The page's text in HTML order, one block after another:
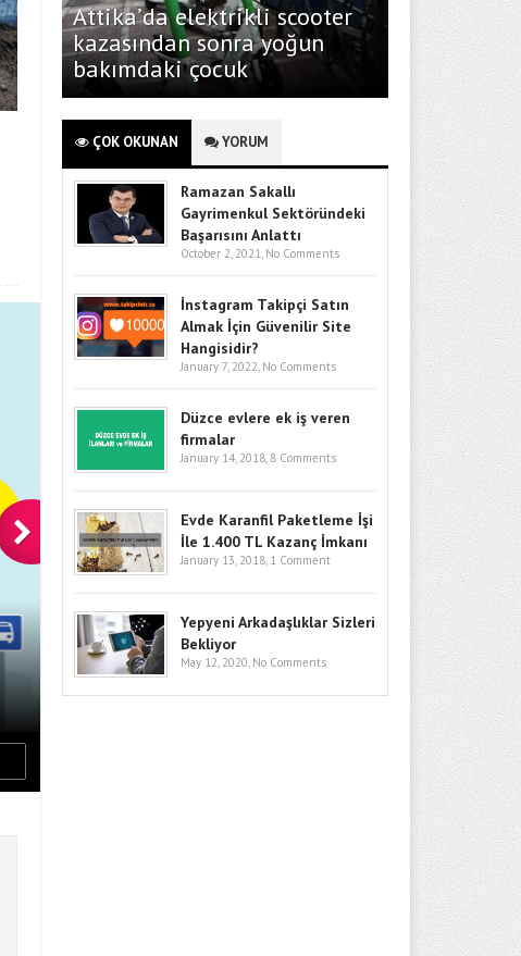
BITCOIN’DE GÖZLER KRITIK
GIRIŞLERI VE MAKRO RISKLER
Attika’da elektrikli scooter
kazasından sonra yoğun
bakımdaki çocuk
ÇOK OKUNAN YORUM
Ramazan Sakallı
Gayrimenkul Sektöründeki
Başarısını Anlattı
October 2, 2021, No Comments
İnstagram Takipçi Satın
Almak İçin Güvenilir Site
Hangisidir?
January 7, 2022, No Comments
Düzce evlere ek iş veren
firmalar
January 14, 2018, 8 Comments
Evde Karanfil Paketleme İşi
İle 1.400 TL Kazanç İmkanı
January 13, 2018, 1 Comment
Yepyeni Arkadaşlıklar Sizleri
Bekliyor
May 12, 2020, No Comments